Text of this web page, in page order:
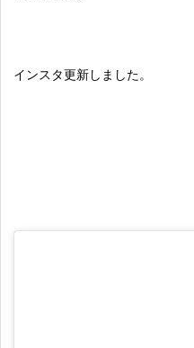
インスタ更新しました。